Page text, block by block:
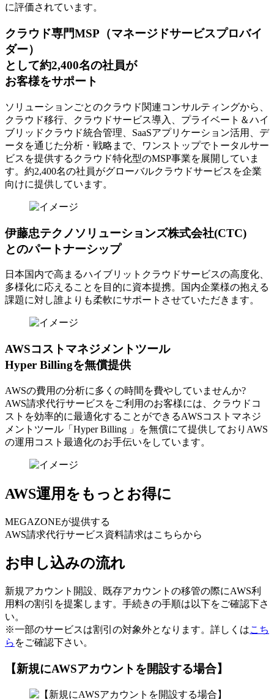
に評価されています。
クラウド専門MSP （マネージドサービスプロバイ
ダー）
として約2,400名の社員が
お客様をサポート
ソリューションごとのクラウド関連コンサルティングから、
クラウド移行、クラウドサービス導入、プライベート＆ハイ
ブリッドクラウド統合管理、SaaSアプリケーション活用、デ
ータを通じた分析・戦略まで、ワンストップでトータルサー
ビスを提供するクラウド特化型のMSP事業を展開していま
す。約2,400名の社員がグローバルクラウドサービスを企業
向けに提供しています。
伊藤忠テクノソリューションズ株式会社(CTC)
とのパートナーシップ
日本国内で高まるハイブリットクラウドサービスの高度化、
多様化に応えることを目的に資本提携。国内企業様の抱える
課題に対し誰よりも柔軟にサポートさせていただきます。
AWSコストマネジメントツール
Hyper Billingを無償提供
AWSの費⽤の分析に多くの時間を費やしていませんか?
AWS請求代⾏サービスをご利⽤のお客様には、クラウドコ
ストを効率的に最適化することができるAWSコストマネジ
メントツール「Hyper Billing 」を無償にて提供しておりAWS
の運⽤コスト最適化のお⼿伝いをしています。
AWS運用をもっとお得に
MEGAZONEが提供する
AWS請求代行サービス資料請求はこちらから
お申し込みの流れ
新規アカウント開設、既存アカウントの移管の際にAWS利
用料の割引を提案します。手続きの手順は以下をご確認下さ
い。
※一部のサービスは割引の対象外となります。詳しくはこち
ら をご確認下さい。
【新規にAWSアカウントを開設する場合】